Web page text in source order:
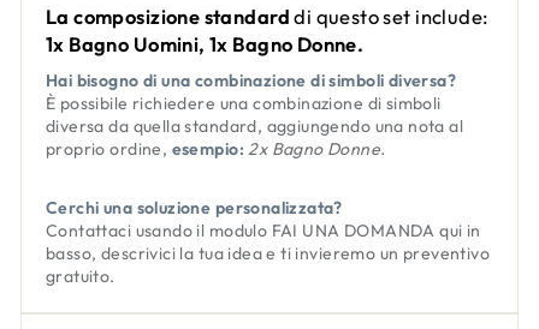
La composizione standarddi questo set include:
1x Bagno Uomini, 1x Bagno Donne.
Hai bisogno di una combinazione di simboli diversa?
È possibile richiedere una combinazione di simboli
diversa da quella standard, aggiungendo una nota al
proprio ordine, esempio: 2x Bagno Donne.
Cerchi una soluzione personalizzata?
Contattaci usando il modulo FAI UNA DOMANDA qui in
basso, descrivici la tua idea e ti invieremo un preventivo
gratuito.